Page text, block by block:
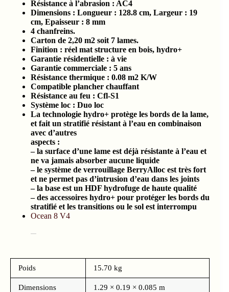
Résistance à l’abrasion : AC4
Dimensions : Longueur : 128.8 cm, Largeur : 19
cm, Epaisseur : 8 mm
4 chanfreins.
Carton de 2,20 m2 soit 7 lames.
Finition : réel mat structure en bois, hydro+
Garantie résidentielle : à vie
Garantie commerciale : 5 ans
Résistance thermique : 0.08 m2 K/W
Compatible plancher chauffant
Résistance au feu : Cfl-S1
Système loc : Duo loc
La technologie hydro+ protège les bords de la lame,
et fait un stratifié résistant à l’eau en combinaison
avec d’autres
aspects :
– la surface d’une lame est déjà résistante à l’eau et
ne va jamais absorber aucune liquide
– le système de verrouillage BerryAlloc est très fort
et ne permet pas d’intrusion d’eau dans les joints
– la base est un HDF hydrofuge de haute qualité
– des accessoires hydro+ pour protéger les bords du
stratifié et les transitions ou le sol est interrompu
Ocean 8 V4
Poids 15.70 kg
Dimensions 1.29 × 0.19 × 0.085 m